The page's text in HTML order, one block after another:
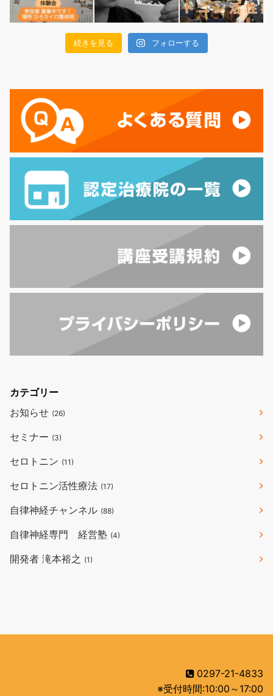
続きを見る フォローする
カテゴリー
お知らせ (26)
セミナー (3)
セロトニン (11)
セロトニン活性療法 (17)
自律神経チャンネル (88)
自律神経専門 経営塾 (4)
開発者 滝本裕之 (1)
0297-21-4833
※受付時間:10:00～17:00